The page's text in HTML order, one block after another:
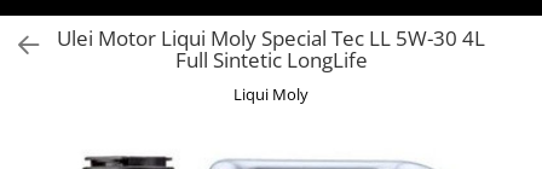
Antigel
Solutii Parbriz
Aditivi AdBlue
Ulei Motor Liqui Moly Special Tec LL 5W-30 4L
Full Sintetic LongLife
Liqui Moly